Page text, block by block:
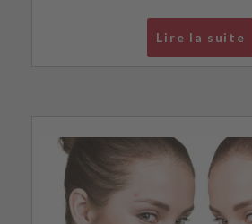
Lire la suite